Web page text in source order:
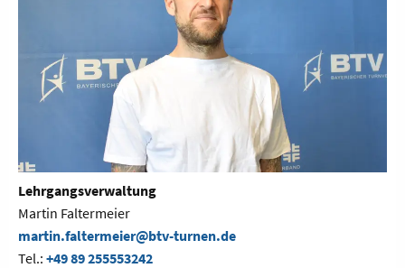
Lehrgangsverwaltung
Martin Faltermeier
martin.faltermeier@btv-turnen.de
Tel.: +49 89 255553242